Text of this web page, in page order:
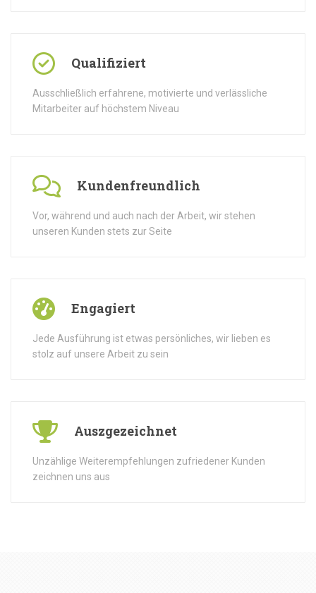
Qualifiziert
Ausschließlich erfahrene, motivierte und verlässliche
Mitarbeiter auf höchstem Niveau
Kundenfreundlich
Vor, während und auch nach der Arbeit, wir stehen
unseren Kunden stets zur Seite
Engagiert
Jede Ausführung ist etwas persönliches, wir lieben es
stolz auf unsere Arbeit zu sein
Auszgezeichnet
Unzählige Weiterempfehlungen zufriedener Kunden
zeichnen uns aus